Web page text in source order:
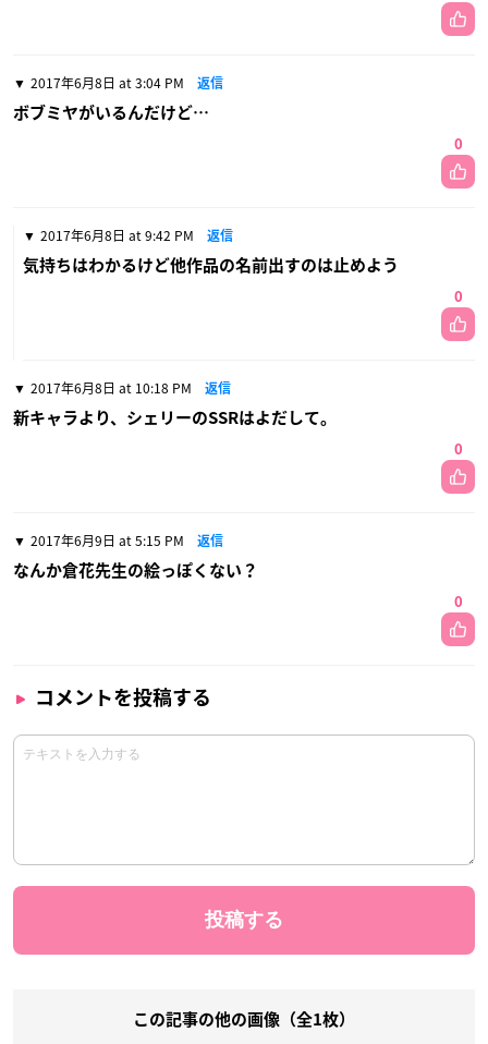
2017年6月8日 at 3:04 PM 返信
ボブミヤがいるんだけど…
0
2017年6月8日 at 9:42 PM 返信
気持ちはわかるけど他作品の名前出すのは止めよう
0
2017年6月8日 at 10:18 PM 返信
新キャラより、シェリーのSSRはよだして。
0
2017年6月9日 at 5:15 PM 返信
なんか倉花先生の絵っぽくない？
0
コメントを投稿する
この記事の他の画像（全1枚）